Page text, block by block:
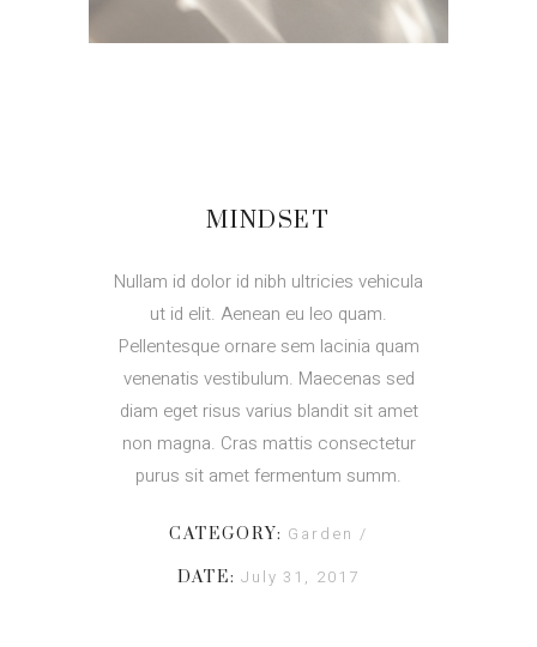
MINDSET
Nullam id dolor id nibh ultricies vehicula
ut id elit. Aenean eu leo quam.
Pellentesque ornare sem lacinia quam
venenatis vestibulum. Maecenas sed
diam eget risus varius blandit sit amet
non magna. Cras mattis consectetur
purus sit amet fermentum summ.
CATEGORY: Garden
DATE: July 31, 2017